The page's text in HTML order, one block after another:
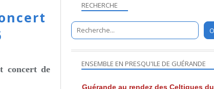
concert de
RECHERCHE
ENSEMBLE EN PRESQU'ILE DE GUÉRANDE
Guérande au rendez des Celtiques du